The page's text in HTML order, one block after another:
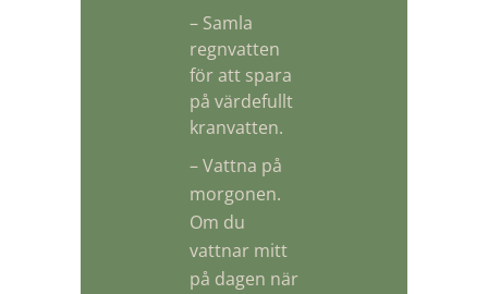
– Samla
regnvatten
för att spara
på värdefullt
kranvatten.
– Vattna på
morgonen.
Om du
vattnar mitt
på dagen när